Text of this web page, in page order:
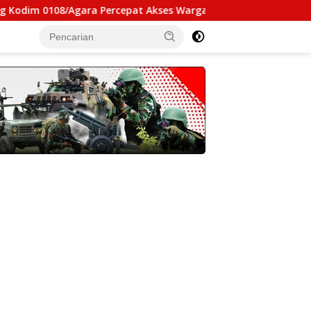
Percepat Akses Warga Ds. Kuning Abadi Aceh Tenggara